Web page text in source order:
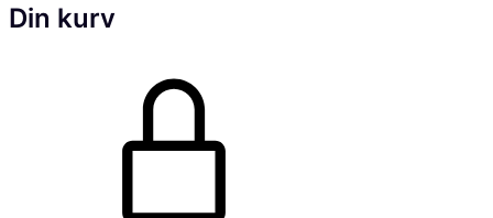
Din kurv